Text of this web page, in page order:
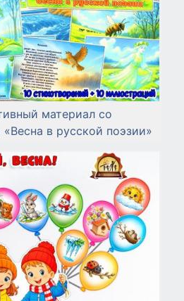
материал со
в русской поэзии»